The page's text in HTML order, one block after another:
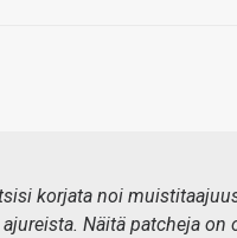
korjata noi
Näitä patcheja